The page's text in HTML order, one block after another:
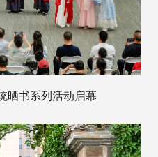
晒书系列活动启幕